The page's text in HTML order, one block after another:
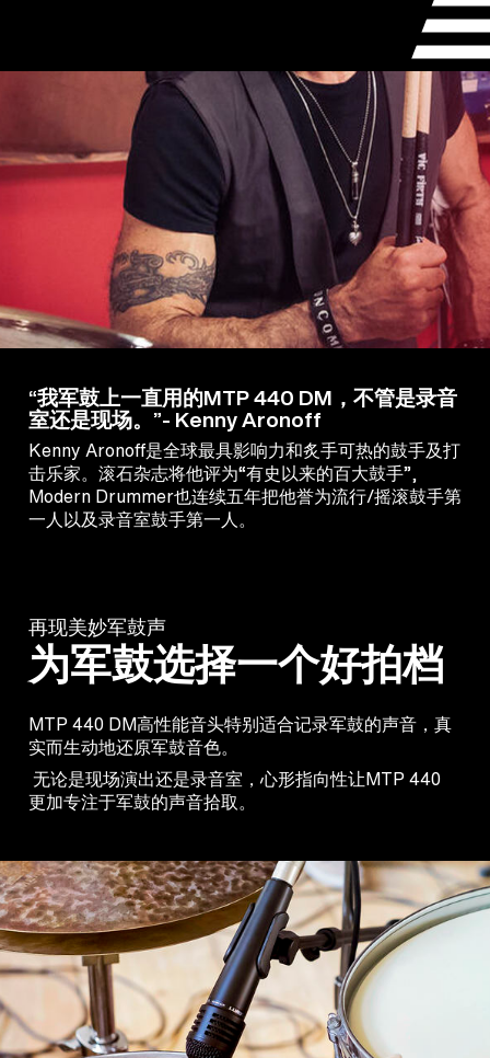
“我军鼓上一直用的MTP 440 DM，不管是录音
室还是现场。”- Kenny Aronoff
Kenny Aronoff是全球最具影响力和炙手可热的鼓手及打
击乐家。滚石杂志将他评为“有史以来的百大鼓手”,
Modern Drummer也连续五年把他誉为流行/摇滚鼓手第
一人以及录音室鼓手第一人。
再现美妙军鼓声
为军鼓选择一个好拍档
MTP 440 DM高性能音头特别适合记录军鼓的声音，真
实而生动地还原军鼓音色。
无论是现场演出还是录音室，心形指向性让MTP 440
更加专注于军鼓的声音拾取。